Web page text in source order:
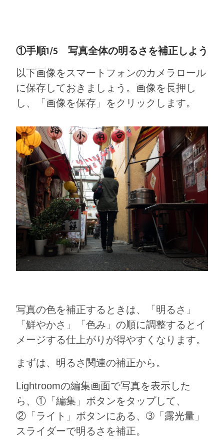
①手順1/5 写真全体の明るさを補正しよう
以下画像をスマートフォンのカメラロール
に保存しておきましょう。画像を⻑押し
し、「画像を保存」をクリックします。
写真の色を補正するときは、「明るさ」
「鮮やかさ」「色み」の順に調整するとイ
メージする仕上がりが得やすくなります。
まずは、明るさ関連の補正から。
Lightroomの編集画面で写真を表示した
ら、①「編集」ボタンをタップして、
②「ライト」ボタンにある、➂「露光量」
スライダーで明るさを補正。